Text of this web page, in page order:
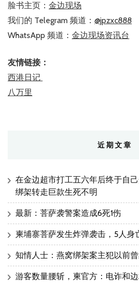
脸书主页： 金边现场
我们的 Telegram 频道： @jpzxc888
WhatsApp 频道： 金边现场资讯台
友情链接：
西港日记
八万里
近期文章
在金边超市打工五六年后终于自
绑架转走巨款生死不明
最新：菩萨袭警案造成6死1伤
柬埔寨菩萨发生炸弹袭击，5人身
知情人士：燕窝绑架案主犯以前
游客数量腰斩，柬官方：电诈和